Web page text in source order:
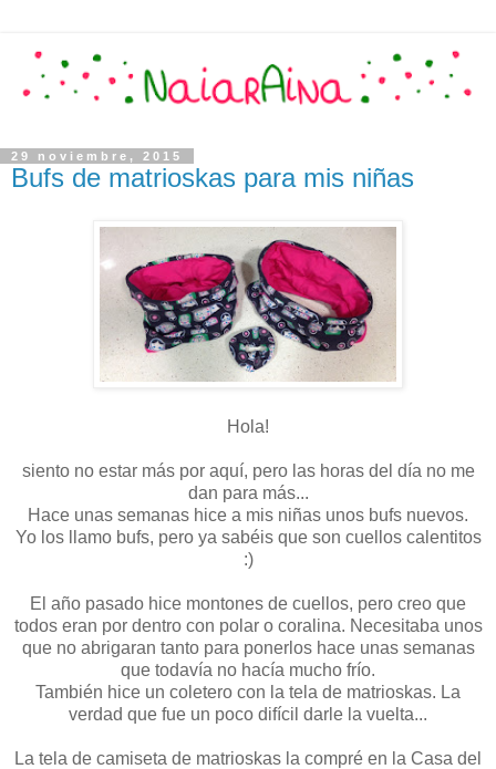
29 noviembre, 2015
Bufs de matrioskas para mis niñas
Hola!
siento no estar más por aquí, pero las horas del día no me
dan para más...
Hace unas semanas hice a mis niñas unos bufs nuevos.
Yo los llamo bufs, pero ya sabéis que son cuellos calentitos
:)
El año pasado hice montones de cuellos, pero creo que
todos eran por dentro con polar o coralina. Necesitaba unos
que no abrigaran tanto para ponerlos hace unas semanas
que todavía no hacía mucho frío.
También hice un coletero con la tela de matrioskas. La
verdad que fue un poco difícil darle la vuelta...
La tela de camiseta de matrioskas la compré en la Casa del